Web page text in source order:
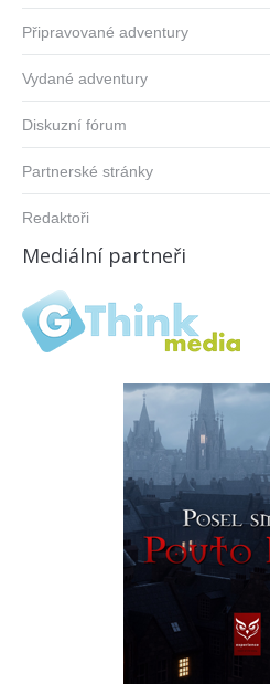
Připravované adventury
Vydané adventury
Diskuzní fórum
Partnerské stránky
Redaktoři
Mediální partneři